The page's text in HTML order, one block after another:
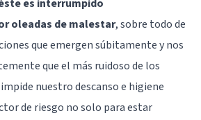
es interrumpido
oleadas de malestar, sobre todo de
que emergen súbitamente y nos
que el más ruidoso de los
nuestro descanso e higiene
de riesgo no solo para estar